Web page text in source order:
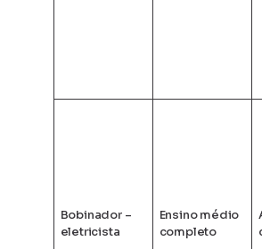
Bobinador –
eletricista
Ensino médio
completo